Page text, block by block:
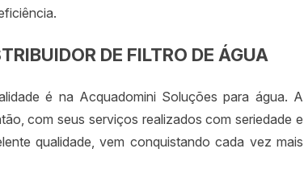
DE FILTRO DE ÁGUA
é na Acquadomini Soluções para água. A
com seus serviços realizados com seriedade e
qualidade, vem conquistando cada vez mais